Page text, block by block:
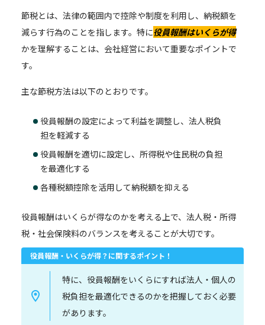
節税とは、法律の範囲内で控除や制度を利用し、納税額を
減らす行為のことを指します。特に役員報酬はいくらが得
かを理解することは、会社経営において重要なポイントで
す。
主な節税方法は以下のとおりです。
役員報酬の設定によって利益を調整し、法人税負
担を軽減する
役員報酬を適切に設定し、所得税や住民税の負担
を最適化する
各種税額控除を活用して納税額を抑える
役員報酬はいくらが得なのかを考える上で、法人税・所得
税・社会保険料のバランスを考えることが大切です。
役員報酬・いくらが得？に関するポイント！
特に、役員報酬をいくらにすれば法人・個人の
税負担を最適化できるのかを把握しておく必要
があります。